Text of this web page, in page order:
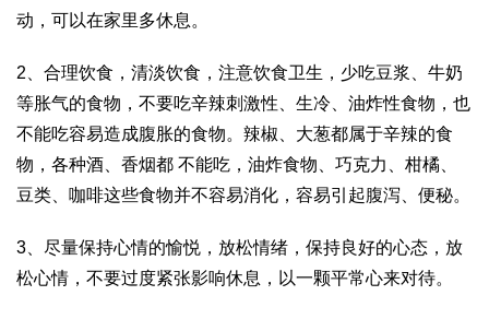
动，可以在家里多休息。
2、合理饮食，清淡饮食，注意饮食卫生，少吃豆浆、牛奶
等胀气的食物，不要吃辛辣刺激性、生冷、油炸性食物，也
不能吃容易造成腹胀的食物。辣椒、大葱都属于辛辣的食
物，各种酒、香烟都 不能吃，油炸食物、巧克力、柑橘、
豆类、咖啡这些食物并不容易消化，容易引起腹泻、便秘。
3、尽量保持心情的愉悦，放松情绪，保持良好的心态，放
松心情，不要过度紧张影响休息，以一颗平常心来对待。